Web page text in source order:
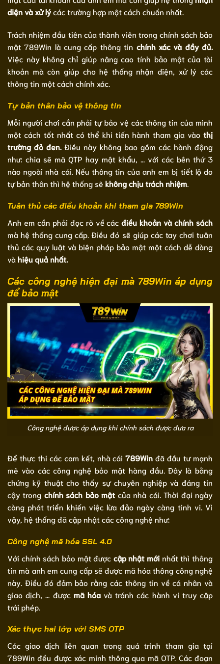
diện và xử lýcác trường hợp một cách chuẩn nhất.
Trách nhiệm đầu tiên của thành viên trong chính sách bảo
mật 789Win là cung cấp thông tin chính xác và đầy đủ.
Việc này không chỉ giúp nâng cao tính bảo mật của tài
khoản mà còn giúp cho hệ thống nhận diện, xử lý các
thông tin một cách chính xác.
Tự bản thân bảo vệ thông tin
Mỗi người chơi cần phải tự bảo vệ các thông tin của mình
một cách tốt nhất có thể khi tiến hành tham gia vào thị
trường đỏ đen. Điều này không bao gồm các hành động
như: chia sẽ mã QTP hay mật khẩu, … với các bên thứ 3
nào ngoài nhà cái. Nếu thông tin của anh em bị tiết lộ do
tự bản thân thì hệ thống sẽ không chịu trách nhiệm
Tuân thủ các điều khoản khi tham gia 789Win
Anh em cần phải đọc rõ về cácđiều khoản và chính sách
mà hệ thống cung cấp. Điều đó sẽ giúp các tay chơi tuân
thủ các quy luật và biện pháp bảo mật một cách dễ dàng
vàhiệu quả nhất.
Các công nghệ hiện đại mà 789Win áp dụng
để bảo mật
Công nghệ được áp dụng khi chính sách được đưa ra
Để thực thi các cam kết, nhà cái789Win đã đầu tư mạnh
mẽ vào các công nghệ bảo mật hàng đầu. Đây là bằng
chứng kỹ thuật cho thấy sự chuyên nghiệp và đáng tin
cậy trong chính sách bảo mật của nhà cái. Thời đại ngày
càng phát triển khiến việc lừa đảo ngày càng tinh vi. Vì
vậy, hệ thống đã cập nhật các công nghệ như:
Công nghệ mã hóa SSL 4.0
Với chính sách bảo mật được cập nhật mới nhất thì thông
tin mà anh em cung cấp sẽ được mã hóa thông công nghệ
này. Điều đó đảm bảo rằng các thông tin về cá nhân và
giao dịch, … đượcmã hóavà tránh các hành vi truy cập
trái phép.
Xác thực hai lớp với SMS OTP
Các giao dịch liên quan trong quá trình tham gia tại
789Win đều được xác minh thông qua mã OTP. Các đoạn